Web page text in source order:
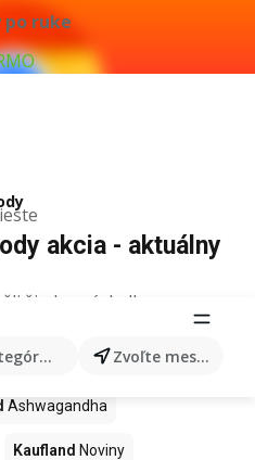
ruke
produkty... Zvoľte mesto
akcia - aktuálny
žiadne výsledky.
Ashwagandha
Kaufland Noviny